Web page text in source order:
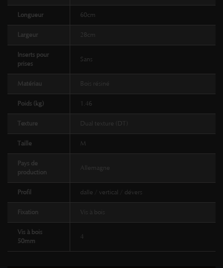
Longueur 60cm
Largeur 28cm
Inserts pour
prises
Sans
Matériau Bois résiné
Poids (kg) 1.46
Texture Dual texture (DT)
Taille M
Pays de
production
Allemagne
Profil dalle / vertical / dévers
Fixation Vis à bois
Vis à bois
50mm
4